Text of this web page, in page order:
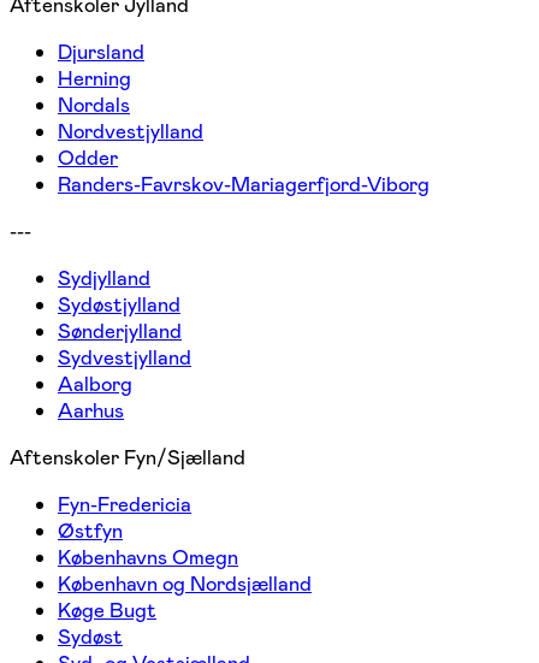
Djursland
Herning
Nordals
Nordvestjylland
Odder
Randers-Favrskov-Mariagerfjord-Viborg
---
Sydjylland
Sydøstjylland
Sønderjylland
Sydvestjylland
Aalborg
Aarhus
Aftenskoler Fyn/Sjælland
Fyn-Fredericia
Østfyn
Københavns Omegn
København og Nordsjælland
Køge Bugt
Sydøst